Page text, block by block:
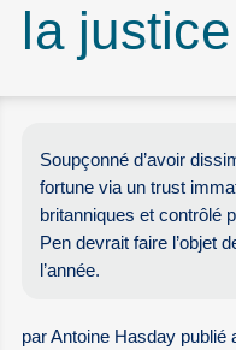
la
Soupçonné d’avoir
fortune via un trust
britanniques et contrôlé
Pen devrait faire l’objet
l’année.
par Antoine Hasday publié